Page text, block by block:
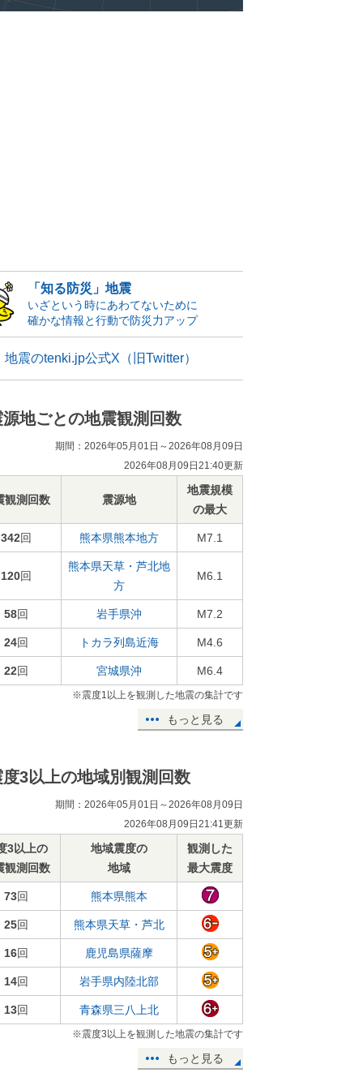
「知る防災」地震
いざという時にあわてないために
確かな情報と行動で防災力アップ
地震のtenki.jp公式X（旧Twitter）
源地ごとの地震観測回数
期間：2026年05月01日～2026年08月09日
2026年08月09日21:40更新
観測回数 震源地
地震規模
の最大
342回 熊本県熊本地方 M7.1
120回
熊本県天草・芦北地
方
M6.1
58回 岩手県沖 M7.2
24回 トカラ列島近海 M4.6
22回 宮城県沖 M6.4
※震度1以上を観測した地震の集計です
もっと見る
度3以上の地域別観測回数
期間：2026年05月01日～2026年08月09日
2026年08月09日21:41更新
3以上の
観測回数
地域震度の
地域
観測した
最大震度
73回 熊本県熊本
25回 熊本県天草・芦北
16回 鹿児島県薩摩
14回 岩手県内陸北部
13回 青森県三八上北
※震度3以上を観測した地震の集計です
もっと見る